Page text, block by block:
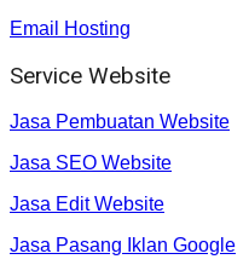
Email Hosting
Service Website
Jasa Pembuatan Website
Jasa SEO Website
Jasa Edit Website
Jasa Pasang Iklan Google